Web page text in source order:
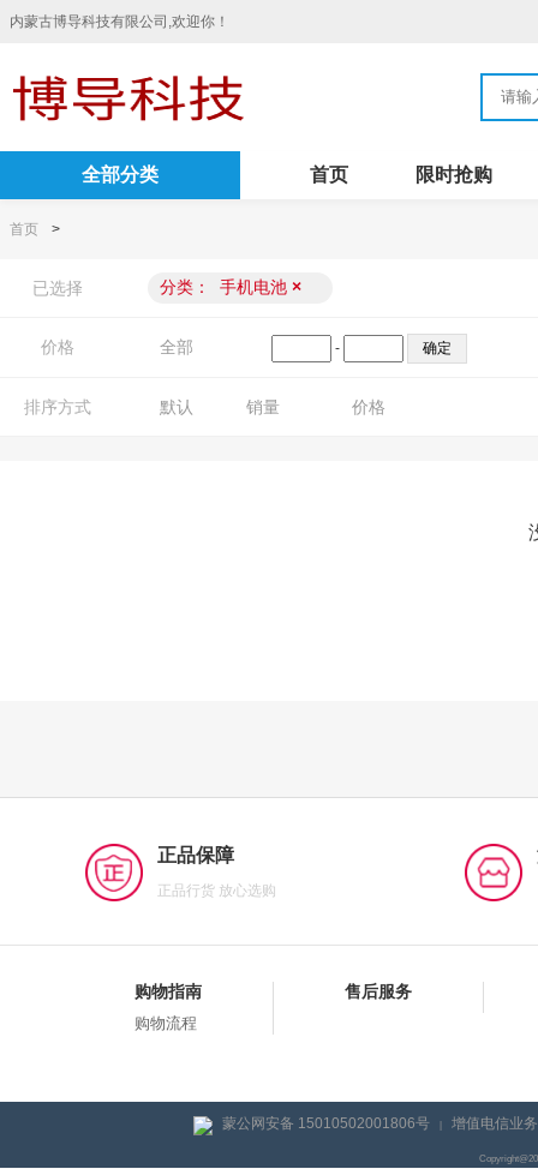
内蒙古博导科技有限公司,欢迎你！
全部分类 首页 限时抢购
首页 >
已选择 分类： 手机电池 ×
价格 全部 -
排序方式 默认 销量 价格
正品保障
正品行货 放心选购
购物指南
购物流程
售后服务
蒙公网安备 15010502001806号 | 增值电信业